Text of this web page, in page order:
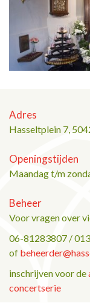
Adres
Hasseltplein 7,
Openingstijden
Maandag t/m
Beheer
Voor vragen over
06-81283807 /
of
inschrijven voor de
concertserie